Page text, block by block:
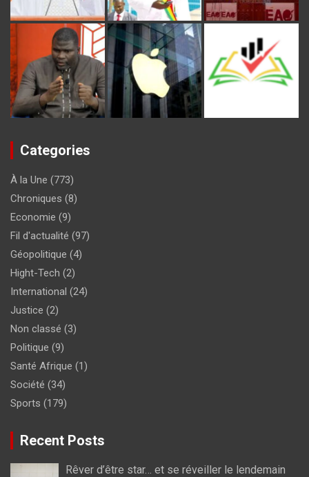
Categories
À la Une (773)
Chroniques (8)
Economie (9)
Fil d'actualité (97)
Géopolitique (4)
Hight-Tech (2)
International (24)
Justice (2)
Non classé (3)
Politique (9)
Santé Afrique (1)
Société (34)
Sports (179)
Recent Posts
Rêver d’être star… et se réveiller le lendemain